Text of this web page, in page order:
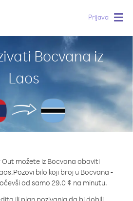
Prijava
Bocvana iz
Laos
Out možete iz Bocvana obaviti
Pozovi bilo koji broj u Bocvana -
od samo 29.0 ¢ na minutu.